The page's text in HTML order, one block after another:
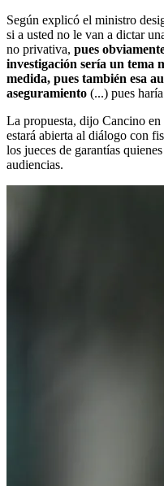
Según explicó el ministro
si a usted no le van a dictar
no privativa, pues
investigación sería un tema
medida, pues también esa
aseguramiento (...) pues
La propuesta, dijo Cancino
estará abierta al diálogo con
los jueces de garantías
audiencias.